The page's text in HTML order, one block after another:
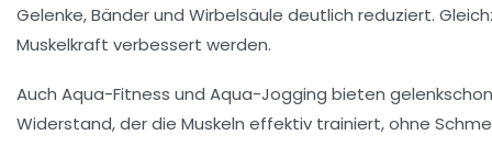
Gelenke, Bänder und Wirbelsäule deutlich reduziert.
Muskelkraft verbessert werden.
Auch Aqua-Fitness und Aqua-Jogging bieten
Widerstand, der die Muskeln effektiv trainiert, ohne